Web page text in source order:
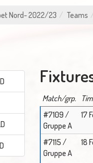
Nord- 2022/23 Teams
Match/grp.
#7109 /
Gruppe A
17
#7115 /
Gruppe A
18